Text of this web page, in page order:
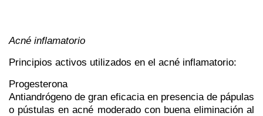
Acné inflamatorio
Principios activos utilizados en el acné inflamatorio:
Progesterona
Antiandrógeno de gran eficacia en presencia de pápulas
o pústulas en acné moderado con buena eliminación al